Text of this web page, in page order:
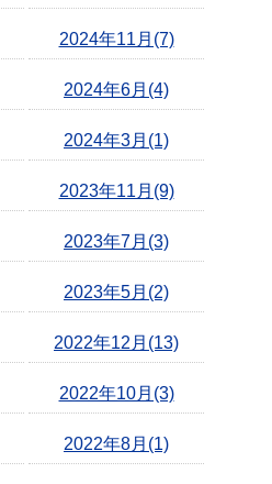
2024年11月(7)
2024年6月(4)
2024年3月(1)
2023年11月(9)
2023年7月(3)
2023年5月(2)
2022年12月(13)
2022年10月(3)
2022年8月(1)